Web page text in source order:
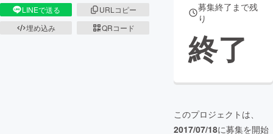
LINEで送る
URLコピー
埋め込み
QRコード
募集終了まで残
り
終了
このプロジェクトは、
2017/07/18に募集を開始